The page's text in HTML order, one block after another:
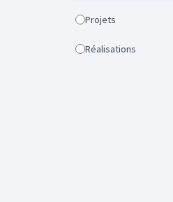
Projets
Réalisations